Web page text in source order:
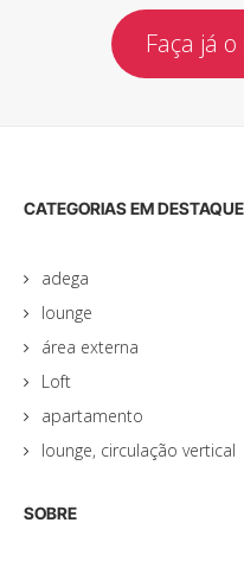
Faça já
CATEGORIAS EM DESTAQUE
adega
lounge
área externa
Loft
apartamento
lounge, circulação vertical
SOBRE